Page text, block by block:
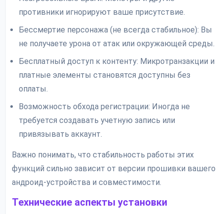
противники игнорируют ваше присутствие.
Бессмертие персонажа (не всегда стабильное): Вы
не получаете урона от атак или окружающей среды.
Бесплатный доступ к контенту: Микротранзакции и
платные элементы становятся доступны без
оплаты.
Возможность обхода регистрации: Иногда не
требуется создавать учетную запись или
привязывать аккаунт.
Важно понимать, что стабильность работы этих
функций сильно зависит от версии прошивки вашего
андроид-устройства и совместимости.
Технические аспекты установки